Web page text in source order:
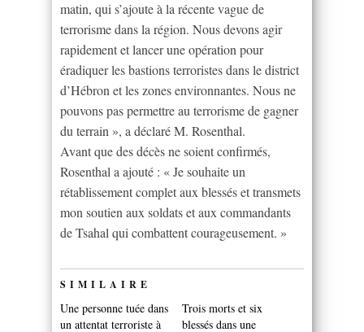
matin, qui s’ajoute à la récente vague de
terrorisme dans la région. Nous devons agir
rapidement et lancer une opération pour
éradiquer les bastions terroristes dans le district
d’Hébron et les zones environnantes. Nous ne
pouvons pas permettre au terrorisme de gagner
du terrain », a déclaré M. Rosenthal.
Avant que des décès ne soient confirmés,
Rosenthal a ajouté : « Je souhaite un
rétablissement complet aux blessés et transmets
mon soutien aux soldats et aux commandants
de Tsahal qui combattent courageusement. »
SIMILAIRE
Une personne tuée dans
un attentat terroriste à
Trois morts et six
blessés dans une